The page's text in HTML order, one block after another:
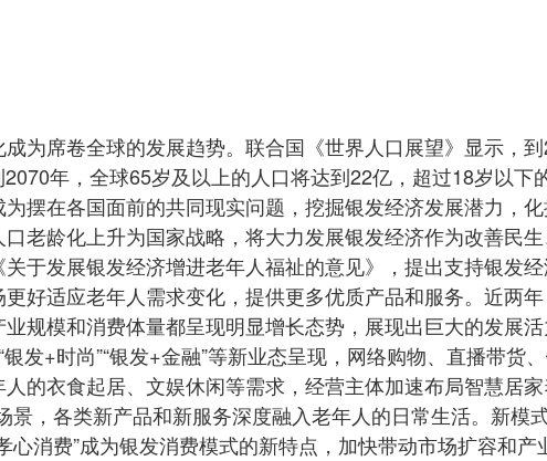
为席卷全球的发展趋势。联合国《世界人口展望》显示，
年，全球65岁及以上的人口将达到22亿，超过18岁以下
摆在各国面前的共同现实问题，挖掘银发经济发展潜力，
老龄化上升为国家战略，将大力发展银发经济作为改善民
于发展银发经济增进老年人福祉的意见》，提出支持银发
好适应老年人需求变化，提供更多优质产品和服务。近两
规模和消费体量都呈现明显增长态势，展现出巨大的发展
发+时尚”“银发+金融”等新业态呈现，网络购物、直播带货
的衣食起居、文娱休闲等需求，经营主体加速布局智慧居
景，各类新产品和新服务深度融入老年人的日常生活。新模
心消费”成为银发消费模式的新特点，加快带动市场扩容和产